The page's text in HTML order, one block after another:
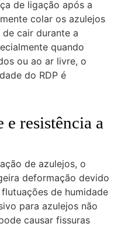
de ligação após a
colar os azulejos
cair durante a
quando
ou ao ar livre, o
do RDP é
resistência a
de azulejos, o
deformação devido
de humidade
para azulejos não
causar fissuras